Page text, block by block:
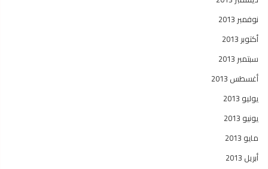
نوفمبر 2013
أكتوبر 2013
سبتمبر 2013
أغسطس 2013
يوليو 2013
يونيو 2013
مايو 2013
أبريل 2013